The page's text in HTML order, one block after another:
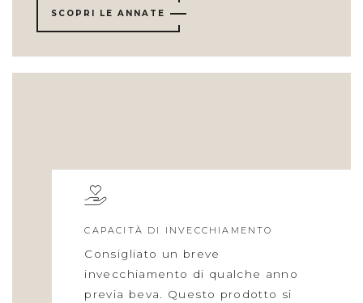
SCOPRI LE ANNATE
CAPACITÀ DI INVECCHIAMENTO
Consigliato un breve
invecchiamento di qualche anno
previa beva. Questo prodotto si